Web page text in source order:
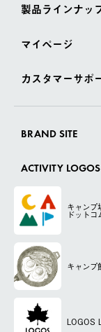
製品ラインナッ
マイページ
カスタマーサポ
BRAND SITE
ACTIVITY LOGOS
キャンプ
ドットコ
キャンプ
LOGOS